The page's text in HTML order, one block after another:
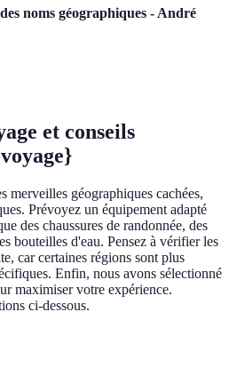
noms géographiques - André
et conseils
merveilles géographiques cachées,
Prévoyez un équipement adapté
des chaussures de randonnée, des
bouteilles d'eau. Pensez à vérifier les
car certaines régions sont plus
Enfin, nous avons sélectionné
maximiser votre expérience.
ci-dessous.